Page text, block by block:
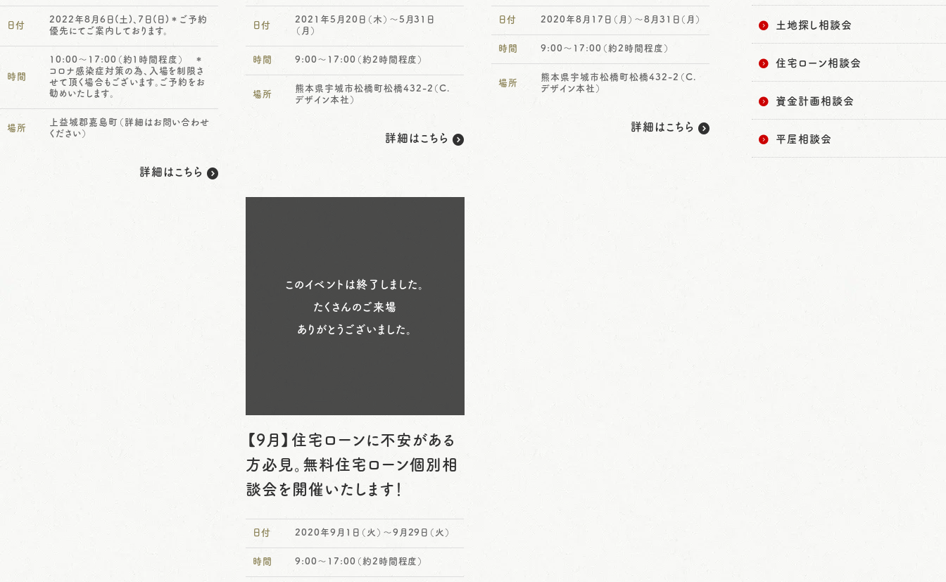
日付
2022年8月6日(土)、7日(日)＊ご予約
優先にてご案内しております。
時間
10:00～17:00（約1時間程度） ＊
コロナ感染症対策の為、入場を制限さ
せて頂く場合もございます。ご予約をお
勧めいたします。
場所
上益城郡嘉島町（詳細はお問い合わせ
ください）
詳細はこちら
日付
2021年5月20日（木）～5月31日
（月）
時間 9:00～17:00（約2時間程度）
場所
熊本県宇城市松橋町松橋432-2（C.
デザイン本社）
詳細はこちら
日付 2020年8月17日（月）～8月31日（月）
時間 9:00～17:00（約2時間程度）
場所
熊本県宇城市松橋町松橋432-2（C.
デザイン本社）
詳細はこちら
このイベントは終了しました。
たくさんのご来場
ありがとうございました。
【9月】住宅ローンに不安がある
方必見。無料住宅ローン個別相
談会を開催いたします！
日付 2020年9月1日（火）～9月29日（火）
時間 9:00～17:00（約2時間程度）
土地探し相談会
住宅ローン相談会
資金計画相談会
平屋相談会